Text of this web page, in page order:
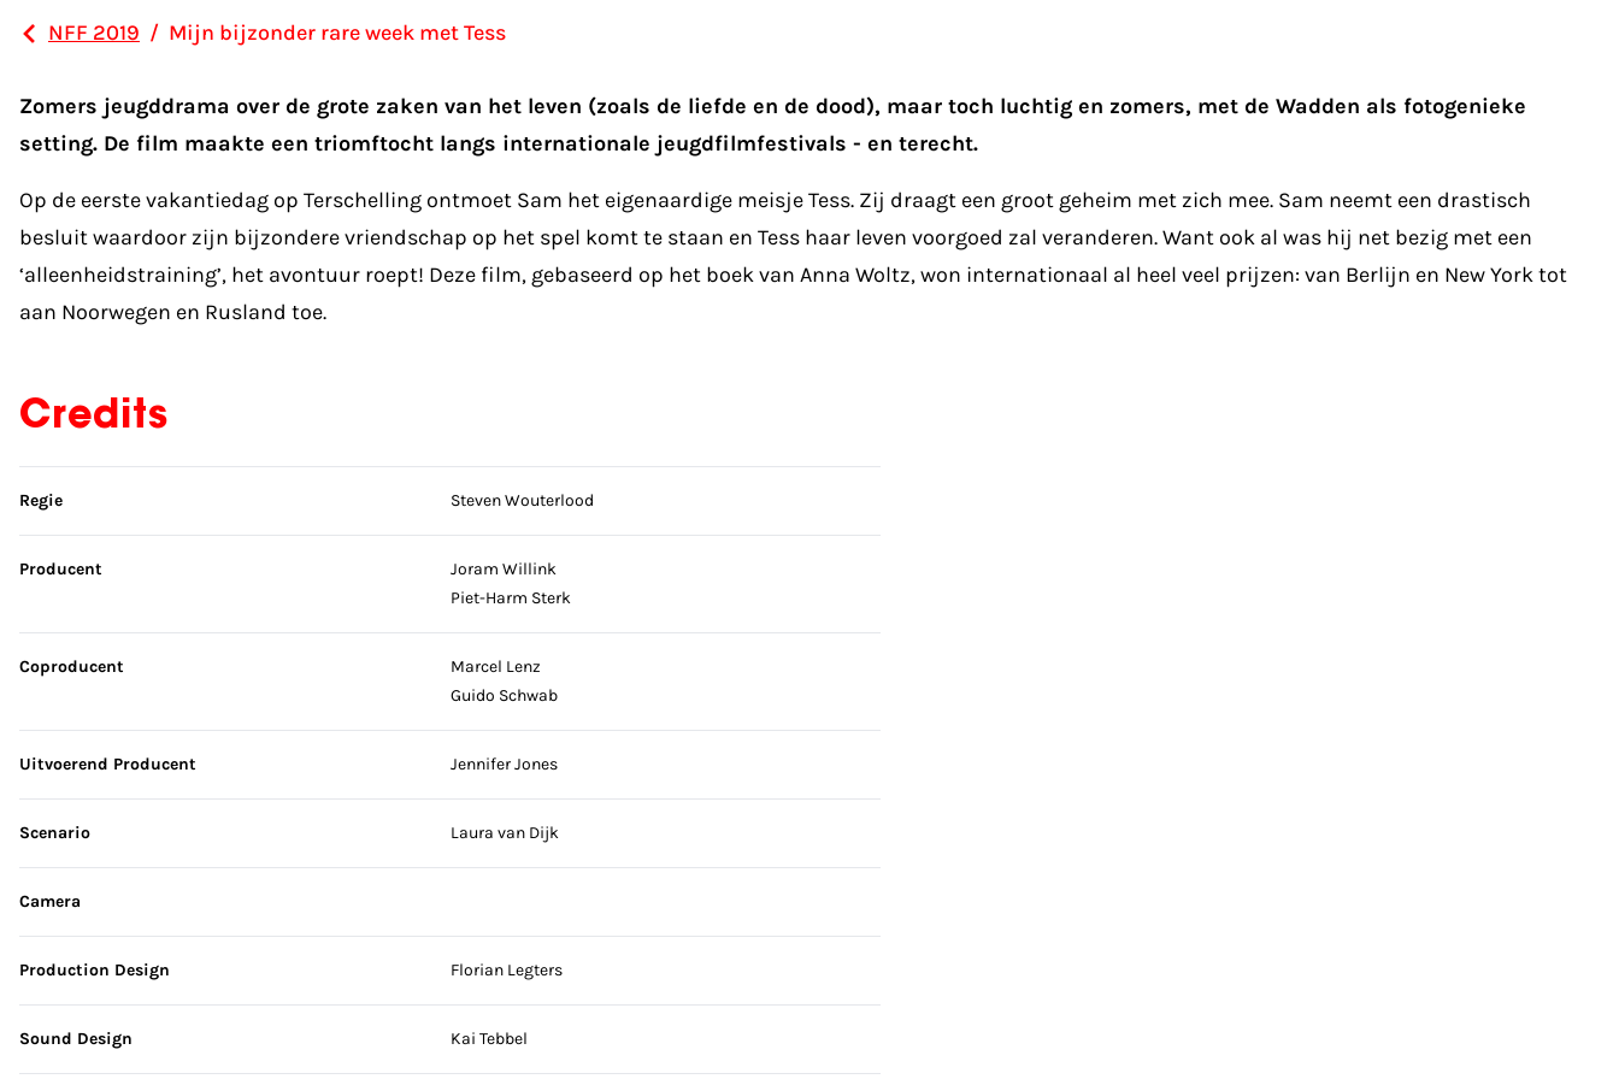
NFF 2019 / Mijn bijzonder rare week met Tess
Zomers jeugddrama over de grote zaken van het leven (zoals de liefde en de dood), maar toch luchtig en zomers, met de Wadden als fotogenieke
setting. De film maakte een triomftocht langs internationale jeugdfilmfestivals - en terecht.
Op de eerste vakantiedag op Terschelling ontmoet Sam het eigenaardige meisje Tess. Zij draagt een groot geheim met zich mee. Sam neemt een drastisch
besluit waardoor zijn bijzondere vriendschap op het spel komt te staan en Tess haar leven voorgoed zal veranderen. Want ook al was hij net bezig met een
‘alleenheidstraining’, het avontuur roept! Deze film, gebaseerd op het boek van Anna Woltz, won internationaal al heel veel prijzen: van Berlijn en New York tot
aan Noorwegen en Rusland toe.
Credits
Sla credits over
Regie Steven Wouterlood
Producent
Joram Willink
Piet-Harm Sterk
Coproducent
Marcel Lenz
Guido Schwab
Uitvoerend Producent Jennifer Jones
Scenario Laura van Dijk
Camera
Production Design Florian Legters
Sound Design Kai Tebbel